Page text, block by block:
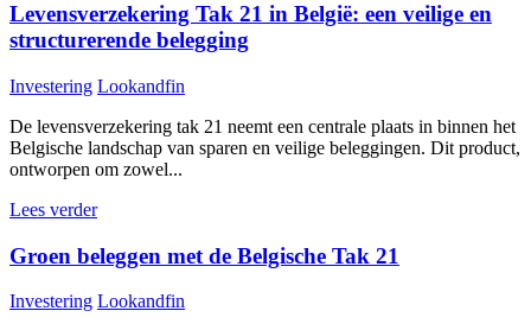
Levensverzekering Tak 21 in België: een veilige en
structurerende belegging
Investering Lookandfin
De levensverzekering tak 21 neemt een centrale plaats in binnen het
Belgische landschap van sparen en veilige beleggingen. Dit product,
ontworpen om zowel...
Lees verder
Groen beleggen met de Belgische Tak 21
Investering Lookandfin